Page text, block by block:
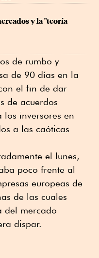
y la "teoría
de rumbo y
de 90 días en la
el fin de dar
de acuerdos
inversores en
a las caóticas
el lunes,
poco frente al
europeas de
de las cuales
del mercado
dispar.